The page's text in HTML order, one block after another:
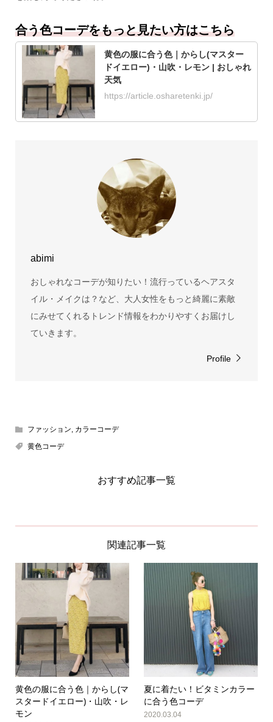
合う色コーデをもっと見たい方はこちら
黄色の服に合う色｜からし(マスター
ドイエロー)・山吹・レモン | おしゃれ
天気
https://article.osharetenki.jp/
abimi
おしゃれなコーデが知りたい！流行っているヘアスタ
イル・メイクは？など、大人女性をもっと綺麗に素敵
にみせてくれるトレンド情報をわかりやすくお届けし
ていきます。
Profile
ファッション, カラーコーデ
黄色コーデ
おすすめ記事一覧
関連記事一覧
黄色の服に合う色｜からし(マ
スタードイエロー)・山吹・レ
モン
夏に着たい！ビタミンカラー
に合う色コーデ
2020.03.04